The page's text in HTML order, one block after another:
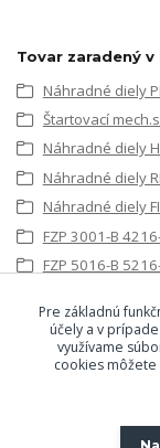
Tovar zaradený
Náhradné diely
Štartovací
Náhradné diely
Náhradné diely
Náhradné diely
FZP 3001-B
FZP 5016-B
Náhradné diely
Náhradné diely
Pre základnú
účely a v
využívame
cookies